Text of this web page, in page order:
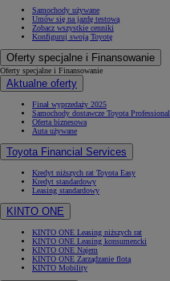
Samochody używane
Umów się na jazdę testową
Zobacz wszystkie cenniki
Konfiguruj swoją Toyotę
Oferty specjalne i Finansowanie
Oferty specjalne i Finansowanie
Aktualne oferty
Finał wyprzedaży 2025
Samochody dostawcze Toyota Professional
Oferta biznesowa
Auta używane
Toyota Financial Services
Kredyt niższych rat Toyota Easy
Kredyt standardowy
Leasing standardowy
KINTO ONE
KINTO ONE Leasing niższych rat
KINTO ONE Leasing konsumencki
KINTO ONE Najem
KINTO ONE Zarządzanie flotą
KINTO Mobility